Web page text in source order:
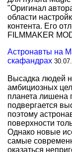
"Оригинал
области
контента. Его
FILMMAKER
Астронавты на
скафандрах
Высадка людей
амбициозных
планета лишена
подвергается
поэтому
поверхности
Однако новые
самые
оказаться